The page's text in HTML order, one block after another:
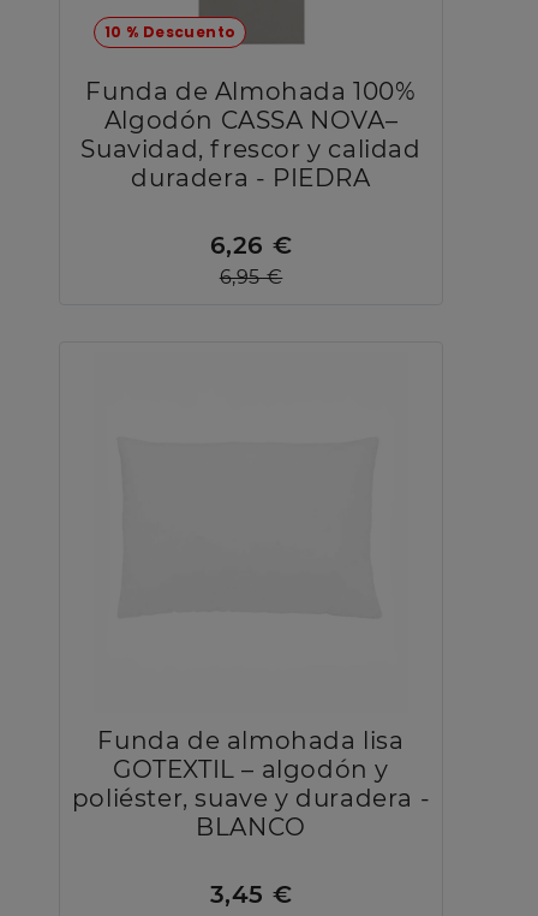
10 % Descuento
Funda de Almohada 100%
Algodón CASSA NOVA–
Suavidad, frescor y calidad
duradera - PIEDRA
6,26 €
6,95 €
Funda de almohada lisa
GOTEXTIL – algodón y
poliéster, suave y duradera -
BLANCO
3,45 €